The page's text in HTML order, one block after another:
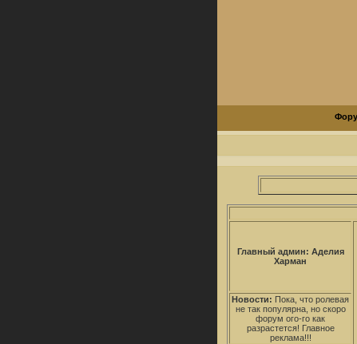
Главный админ: Аделия
Харман
Новости: Пока, что ролевая
не так популярна, но скоро
форум ого-го как
разрастется! Главное
реклама!!!